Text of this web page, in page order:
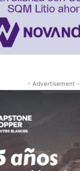
- Advertisement -